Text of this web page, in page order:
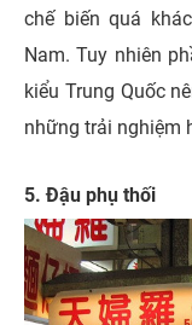
chế biến quá
Nam. Tuy nhiên
kiểu Trung Quốc
những trải nghiệm
5. Đậu phụ thối